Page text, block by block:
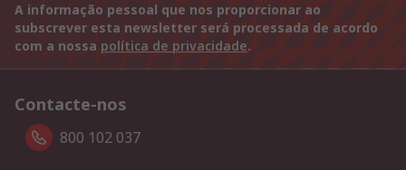
A informação pessoal que nos proporcionar ao
subscrever esta newsletter será processada de acordo
com a nossa política de privacidade.
Contacte-nos
800 102 037